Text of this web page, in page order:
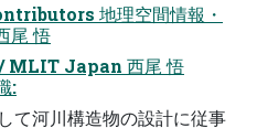
地理空間情報・
尾 悟
Japan 西尾 悟
:
て河川構造物の設計に従事